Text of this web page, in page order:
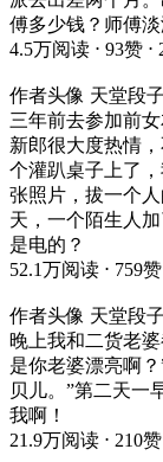
傅多少钱？师傅
4.5万阅读 ⋅ 93赞 ⋅
作者头像 天堂段
三年前去参加前
新郎很大度热情
个灌趴桌子上了
张照片，拔一个
天，一个陌生人
是电的？
52.1万阅读 ⋅ 759
作者头像 天堂段
晚上我和二货老
是你老婆漂亮啊
贝儿。”第二天一
我啊！
21.9万阅读 ⋅ 210